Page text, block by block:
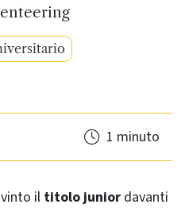
1 minuto
il titolojunior davanti